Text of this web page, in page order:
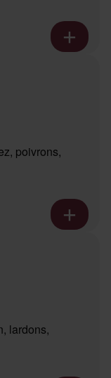
poivrons,
lardons,